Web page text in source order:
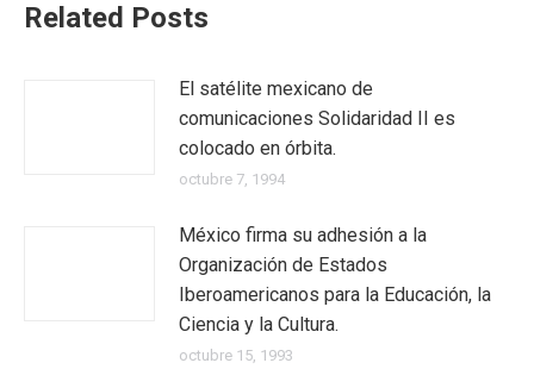
Related Posts
El satélite mexicano de
comunicaciones Solidaridad II es
colocado en órbita.
octubre 7, 1994
México firma su adhesión a la
Organización de Estados
Iberoamericanos para la Educación, la
Ciencia y la Cultura.
octubre 15, 1993